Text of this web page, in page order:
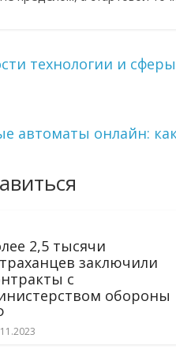
технологии и
автоматы онлайн:
2,5 тысячи
заключили
с
обороны